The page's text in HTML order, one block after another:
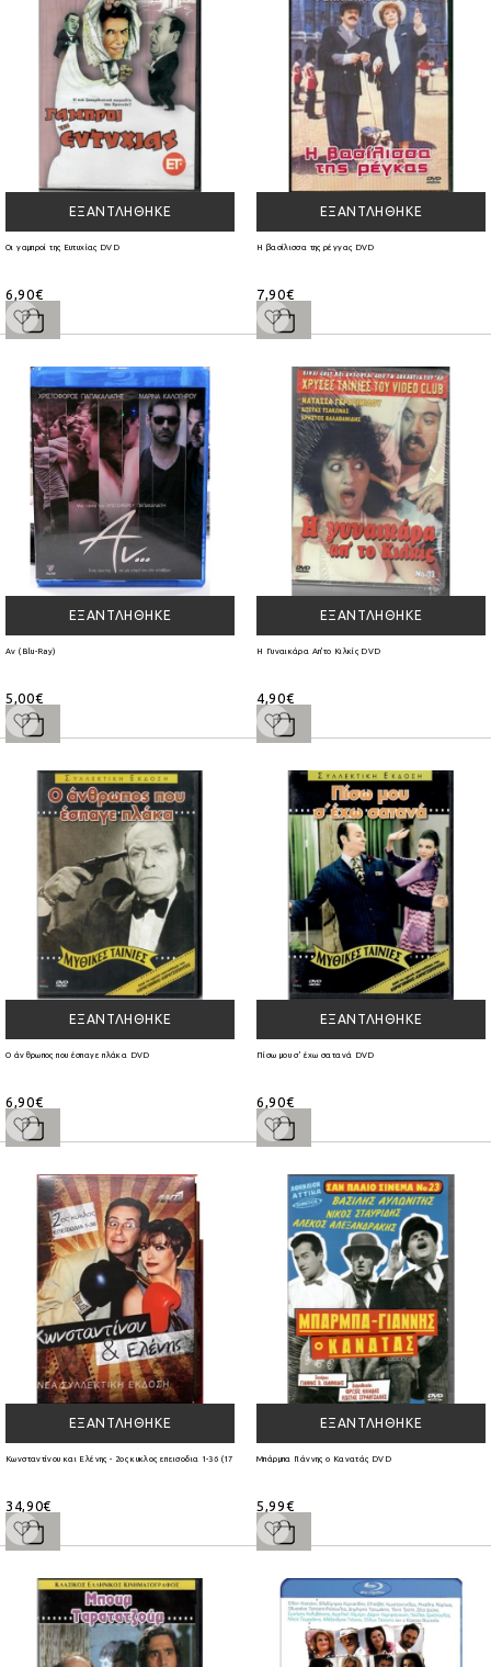
ΕΞΑΝΤΛΉΘΗΚΕ
Οι γαμπροί της Ευτυχίας DVD
6,90€
ΕΞΑΝΤΛΉΘΗΚΕ
Η βασίλισσα της ρέγγας DVD
7,90€
ΕΞΑΝΤΛΉΘΗΚΕ
Αν (Blu-Ray)
5,00€
ΕΞΑΝΤΛΉΘΗΚΕ
Η Γυναικάρα Απ'το Κιλκίς DVD
4,90€
ΕΞΑΝΤΛΉΘΗΚΕ
Ο άνθρωπος που έσπαγε πλάκα DVD
6,90€
ΕΞΑΝΤΛΉΘΗΚΕ
Πίσω μου σ' έχω σατανά DVD
6,90€
ΕΞΑΝΤΛΉΘΗΚΕ
Κωνσταντίνου και Ελένης - 2ος κυκλος επεισοδια 1-36 (17 DVD)
34,90€
ΕΞΑΝΤΛΉΘΗΚΕ
Μπάρμπα Γιάννης ο Κανατάς DVD
5,99€